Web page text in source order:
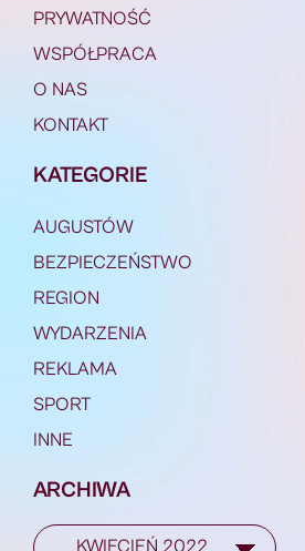
PRYWATNOŚĆ
WSPÓŁPRACA
O NAS
KONTAKT
KATEGORIE
AUGUSTÓW
BEZPIECZEŃSTWO
REGION
WYDARZENIA
REKLAMA
SPORT
INNE
ARCHIWA